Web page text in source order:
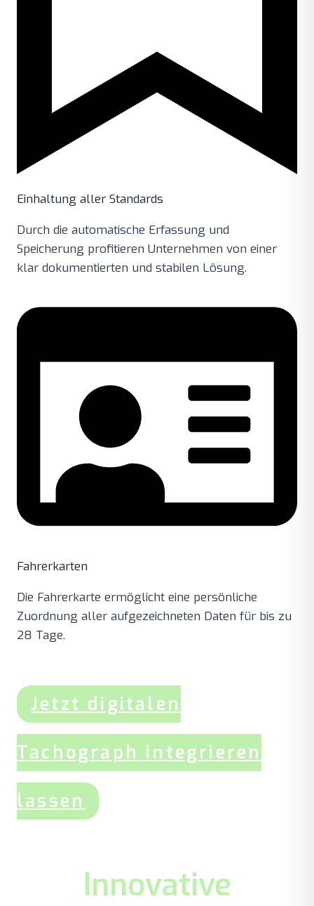
Einhaltung aller Standards
Durch die automatische Erfassung und
Speicherung profitieren Unternehmen von einer
klar dokumentierten und stabilen Lösung.
Fahrerkarten
Die Fahrerkarte ermöglicht eine persönliche
Zuordnung aller aufgezeichneten Daten für bis zu
28 Tage.
Jetzt digitalen
Tachograph integrieren
lassen
Innovative